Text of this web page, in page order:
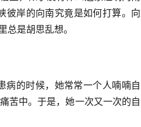
岸的向南究竟是如何打算。 向
是胡思乱想。
病的时候，她常常一个人喃喃自
苦中。于是，她一次又一次的自